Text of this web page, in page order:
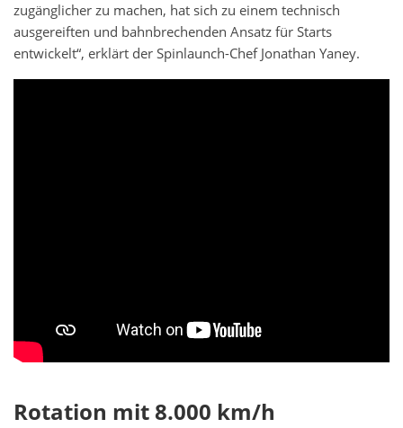
zugänglicher zu machen, hat sich zu einem technisch
ausgereiften und bahnbrechenden Ansatz für Starts
entwickelt“, erklärt der Spinlaunch-Chef Jonathan Yaney.
Rotation mit 8.000 km/h